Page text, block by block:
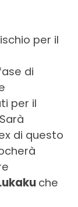
per il
di
per il
di questo
che